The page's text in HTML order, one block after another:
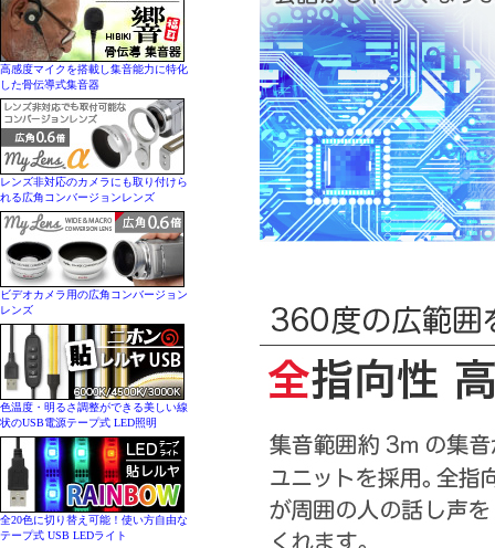
高感度マイクを搭載し集音能力に特化
した骨伝導式集音器
レンズ非対応のカメラにも取り付けら
れる広角コンバージョンレンズ
ビデオカメラ用の広角コンバージョン
レンズ
色温度・明るさ調整ができる美しい線
状のUSB電源テープ式 LED照明
全20色に切り替え可能！使い方自由な
テープ式 USB LEDライト